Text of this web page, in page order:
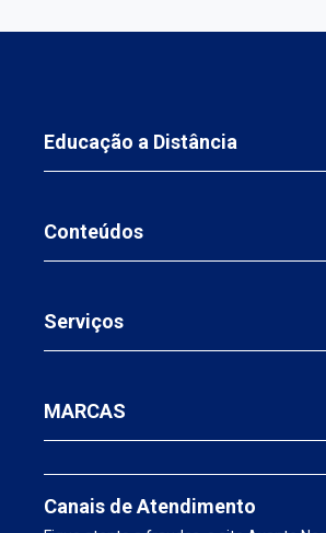
Educação a Distância
Conteúdos
Serviços
MARCAS
Canais de Atendimento